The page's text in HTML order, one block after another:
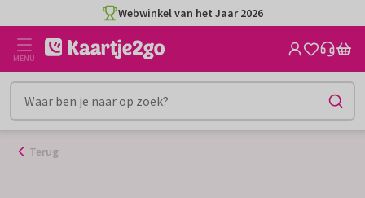
naar
inhoud
Webwinkel van het Jaar 2026
MENU
Terug